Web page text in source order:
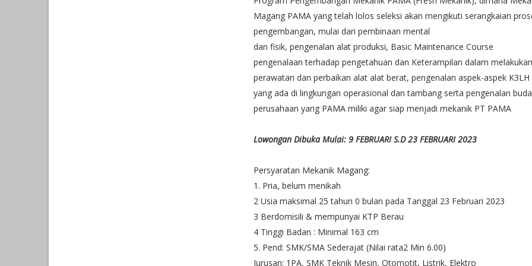
Magang PAMA yang telah lolos seleksi akan mengikuti serangkaian
pengembangan, mulai dari pembinaan mental
dan fisik, pengenalan alat produksi, Basic Maintenance Course
pengenalaan terhadap pengetahuan dan Keterampilan dalam melakukan
perawatan dan perbaikan alat alat berat, pengenalan aspek-aspek K3LH
yang ada di lingkungan operasional dan tambang serta pengenalan
perusahaan yang PAMA miliki agar siap menjadi mekanik PT PAMA
Lowongan Dibuka Mulai: 9 FEBRUARI S.D 23 FEBRUARI 2023
Persyaratan Mekanik Magang:
1. Pria, belum menikah
2 Usia maksimal 25 tahun 0 bulan pada Tanggal 23 Februari 2023
3 Berdomisili & mempunyai KTP Berau
4 Tinggi Badan : Minimal 163 cm
5. Pend: SMK/SMA Sederajat (Nilai rata2 Min 6.00)
Jurusan: 1PA, SMK Teknik Mesin, Otomotit, Listrik, Elektro